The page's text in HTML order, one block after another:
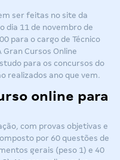
ser feitas no site da
dia 11 de novembro de
para o cargo de Técnico
Cursos Online
para os concursos do
realizados ano que vem.
online para
com provas objetivas e
por 60 questões de
gerais (peso 1) e 40